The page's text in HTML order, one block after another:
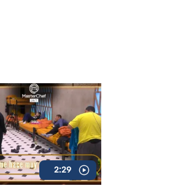
2:29